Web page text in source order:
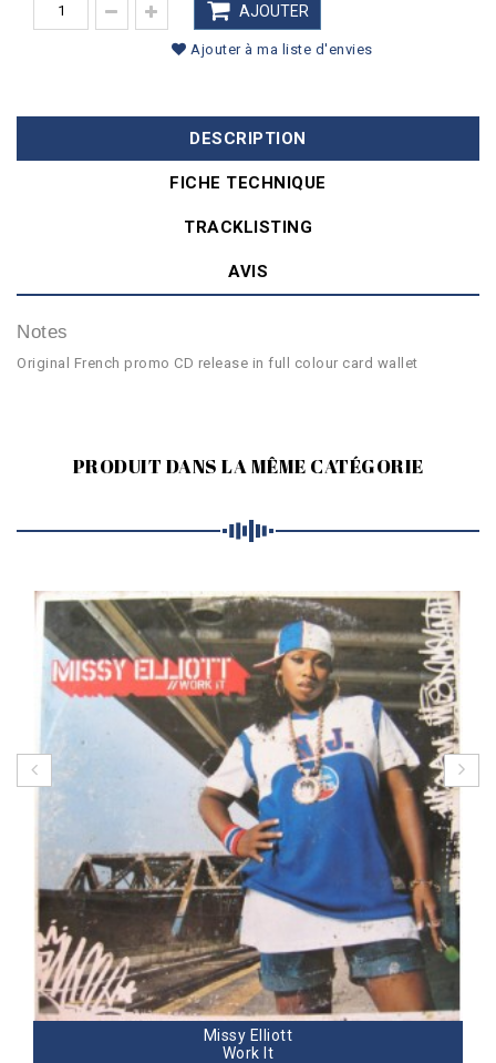
AJOUTER
Ajouter à ma liste d'envies
DESCRIPTION
FICHE TECHNIQUE
TRACKLISTING
AVIS
Notes
Original French promo CD release in full colour card wallet
PRODUIT DANS LA MÊME CATÉGORIE
Missy Elliott
Work It